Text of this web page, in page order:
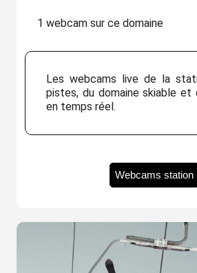
1 webcam sur ce domaine
Les webcams live de la
pistes, du domaine skiable et
en temps réel.
Webcams station